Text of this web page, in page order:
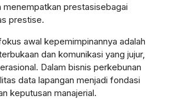
menempatkan prestasisebagai
prestise.
awal kepemimpinannya adalah
dan komunikasi yang jujur,
. Dalam bisnis perkebunan
data lapangan menjadi fondasi
keputusan manajerial.